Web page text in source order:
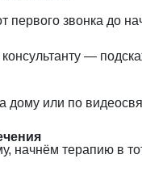
первого звонка до
—
дому или по
начнём терапию в